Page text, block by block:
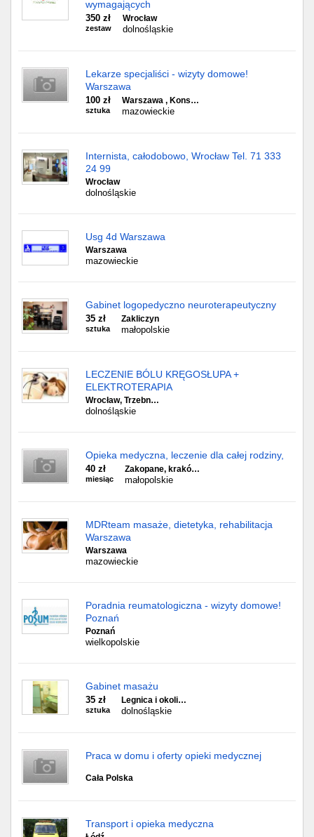
wymagających
350 zł
zestaw
Wrocław
dolnośląskie
Lekarze specjaliści - wizyty domowe!
Warszawa
100 zł
sztuka
Warszawa , Kons…
mazowieckie
Internista, całodobowo, Wrocław Tel. 71 333
24 99
Wrocław
dolnośląskie
Usg 4d Warszawa
Warszawa
mazowieckie
Gabinet logopedyczno neuroterapeutyczny
35 zł
sztuka
Zakliczyn
małopolskie
LECZENIE BÓLU KRĘGOSŁUPA +
ELEKTROTERAPIA
Wrocław, Trzebn…
dolnośląskie
Opieka medyczna, leczenie dla całej rodziny,
40 zł
miesiąc
Zakopane, krakó…
małopolskie
MDRteam masaże, dietetyka, rehabilitacja
Warszawa
Warszawa
mazowieckie
Poradnia reumatologiczna - wizyty domowe!
Poznań
Poznań
wielkopolskie
Gabinet masażu
35 zł
sztuka
Legnica i okoli…
dolnośląskie
Praca w domu i oferty opieki medycznej
Cała Polska
Transport i opieka medyczna